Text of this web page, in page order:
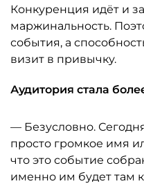
Конкуренция идёт и
маржинальность.
события, а
визит в привычку.
Аудитория стала
— Безусловно.
просто громкое имя
что это событие
именно им будет там